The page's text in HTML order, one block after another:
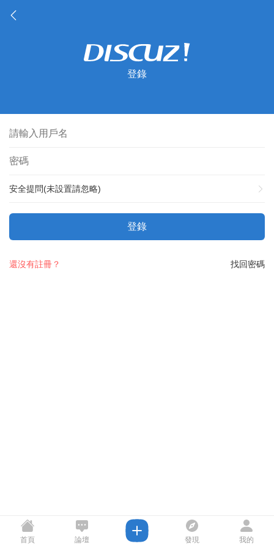
登錄
安全提問(未設置請忽略)
登錄
找回密碼
還沒有註冊？
首頁 論壇 發現 我的